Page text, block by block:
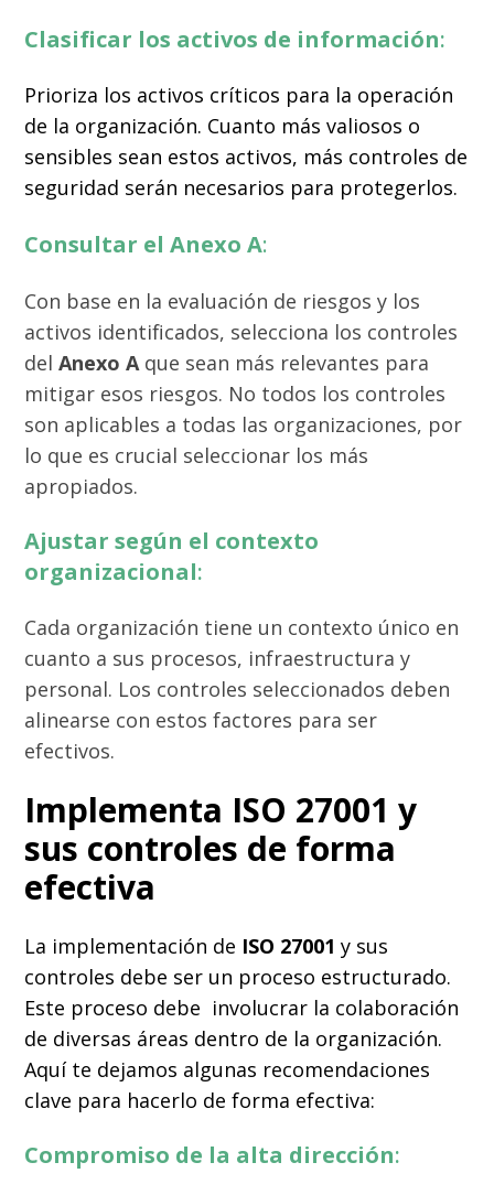
Clasificar los activos de información:
Prioriza los activos críticos para la operación
de la organización. Cuanto más valiosos o
sensibles sean estos activos, más controles de
seguridad serán necesarios para protegerlos.
Consultar el Anexo A:
Con base en la evaluación de riesgos y los
activos identificados, selecciona los controles
del Anexo Aque sean más relevantes para
mitigar esos riesgos. No todos los controles
son aplicables a todas las organizaciones, por
lo que es crucial seleccionar los más
apropiados.
Ajustar según el contexto
organizacional:
Cada organización tiene un contexto único en
cuanto a sus procesos, infraestructura y
personal. Los controles seleccionados deben
alinearse con estos factores para ser
efectivos.
Implementa ISO 27001 y
sus controles de forma
efectiva
La implementación de ISO 27001 y sus
controles debe ser un proceso estructurado.
Este proceso debe involucrar la colaboración
de diversas áreas dentro de la organización.
Aquí te dejamos algunas recomendaciones
clave para hacerlo de forma efectiva:
Compromiso de la alta dirección: